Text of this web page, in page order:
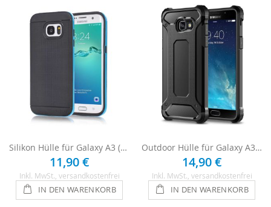
Silikon Hülle für Galaxy A3 (2017) - Schwarz / Blau
11,90 €
Inkl. MwSt. , versandkostenfrei
IN DEN WARENKORB
Outdoor Hülle für Galaxy A3 2017 - Schwarz
14,90 €
Inkl. MwSt. , versandkostenfrei
IN DEN WARENKORB